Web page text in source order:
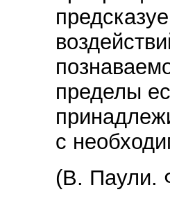
пределы
с
(В. Паули.